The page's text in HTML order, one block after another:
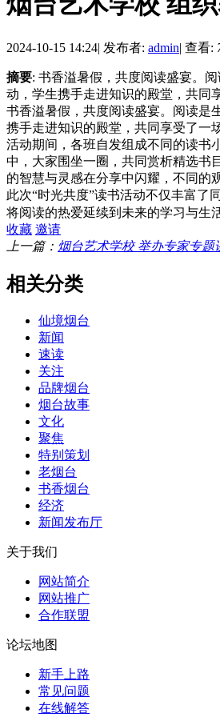
2024-10-15 14:24| 发布者: admin| 查看:
摘要: 书香溢暑假，共度阅读盛宴。
动，学生携手走进知识的殿堂，共同
书香溢暑假，共度阅读盛宴。阅读是
携手走进知识的殿堂，共同享受了一
活动期间，各班自发组成不同的读书
中，大家围坐一圈，共同赏析精选书
的智慧与灵感在分享中闪耀，不同的
此次“时光共度”读书活动不仅丰富
将阅读的热爱延续到未来的学习与生
收藏 邀请
上一篇： 烟台艺术学校 举办专家专题
相关分类
仙境烟台
新闻
速读
关注
品牌烟台
烟台故事
文化
聚焦
特别策划
老烟台
书香烟台
经济
新闻发布厅
关于我们
网站简介
网站推广
合作联盟
论坛地图
新手上路
常见问题
在线解答